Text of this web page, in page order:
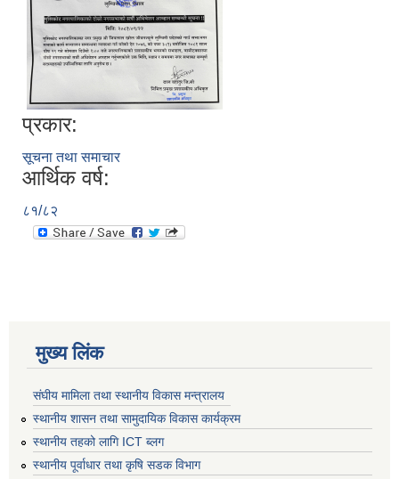
प्रकार:
सूचना तथा समाचार
आर्थिक वर्ष:
८१/८२
मुख्य लिंक
संघीय मामिला तथा स्थानीय विकास मन्त्रालय
स्थानीय शासन तथा सामुदायिक विकास कार्यक्रम
स्थानीय तहको लागि ICT ब्लग
स्थानीय पूर्वाधार तथा कृषि सडक विभाग